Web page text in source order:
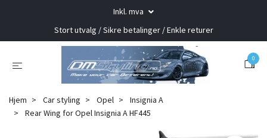
Inkl. mva
Stort utvalg / Sikre betalinger / Enkle returer
0
Hjem Car styling Opel
Insignia A
Rear Wing for Opel Insignia A HF445